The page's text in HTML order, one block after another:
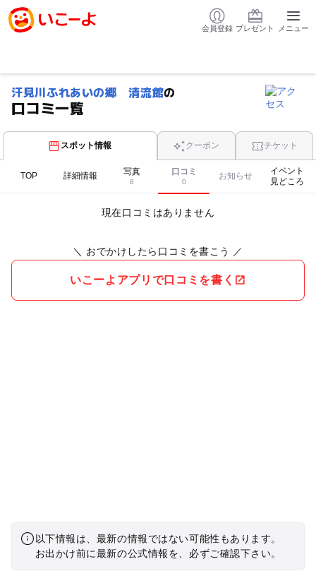
会員登録 プレゼント メニュー
汗見川ふれあいの郷 清流館の
口コミ一覧
スポット情報 クーポン チケット
TOP 詳細情報 写真
8
口コミ
0
お知らせ
イベント
見どころ
現在口コミはありません
＼ おでかけしたら口コミを書こう ／
いこーよアプリで口コミを書く
以下情報は、最新の情報ではない可能性もあります。
お出かけ前に最新の公式情報を、必ずご確認下さい。